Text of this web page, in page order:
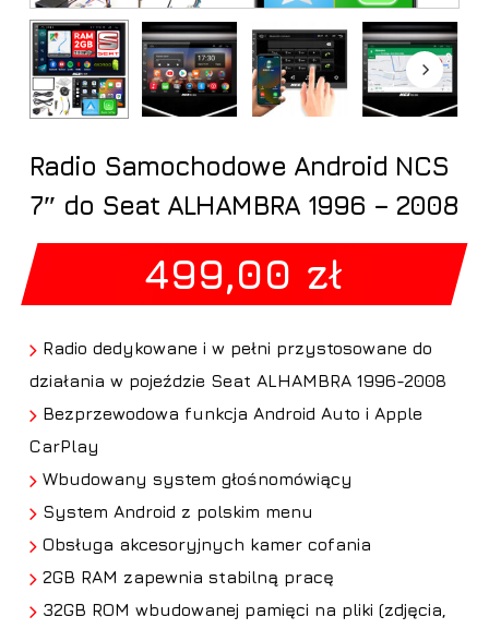
Radio Samochodowe Android NCS
7″ do Seat ALHAMBRA 1996 – 2008
499,00 zł
Radio dedykowane i w pełni przystosowane do
działania w pojeździe Seat ALHAMBRA 1996-2008
Bezprzewodowa funkcja Android Auto i Apple
CarPlay
Wbudowany system głośnomówiący
System Android z polskim menu
Obsługa akcesoryjnych kamer cofania
2GB RAM zapewnia stabilną pracę
32GB ROM wbudowanej pamięci na pliki (zdjęcia,